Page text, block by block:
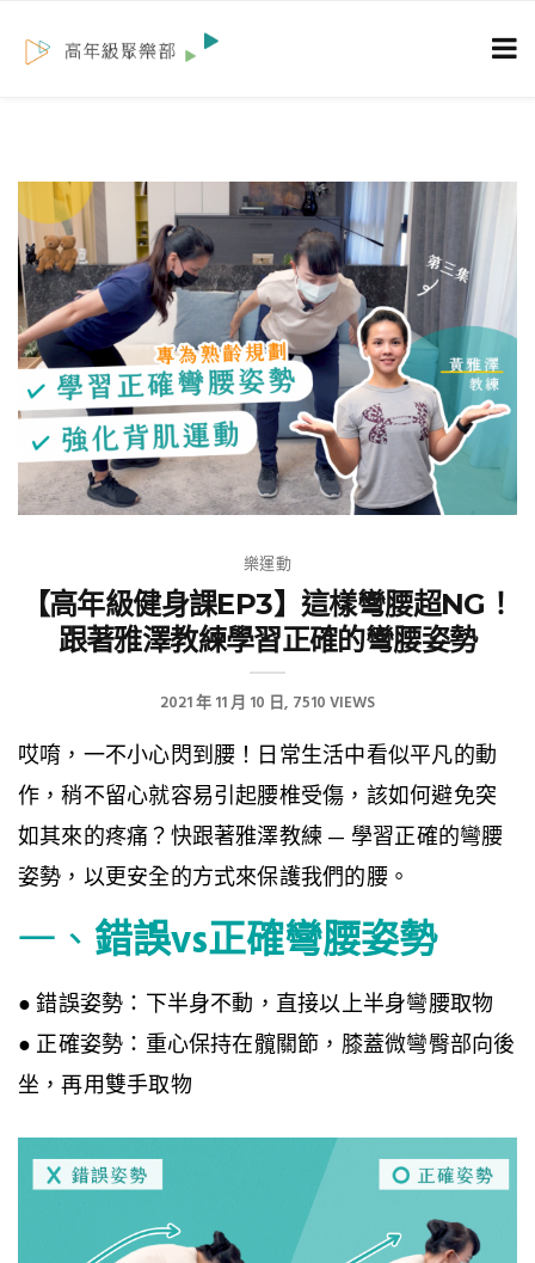
樂運動
【高年級健身課EP3】這樣彎腰超NG！
跟著雅澤教練學習正確的彎腰姿勢
2021 年 11 月 10 日 7510 VIEWS
哎唷，一不小心閃到腰！日常生活中看似平凡的動
作，稍不留心就容易引起腰椎受傷，該如何避免突
如其來的疼痛？快跟著雅澤教練 — 學習正確的彎腰
姿勢，以更安全的方式來保護我們的腰。
一、 錯誤vs正確彎腰姿勢
● 錯誤姿勢：下半身不動，直接以上半身彎腰取物
● 正確姿勢：重心保持在髖關節，膝蓋微彎臀部向後
坐，再用雙手取物